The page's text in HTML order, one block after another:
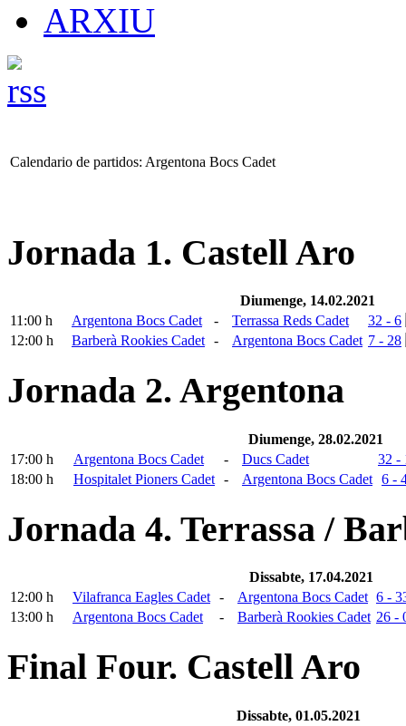
ARXIU
Calendario de partidos: Argentona Bocs Cadet
Jornada 1. Castell Aro
Diumenge, 14.02.2021
11:00 h
Argentona Bocs Cadet - Terrassa Reds Cadet
32 - 6
12:00 h
Barberà Rookies Cadet - Argentona Bocs Cadet 7 - 28
Jornada 2. Argentona
Diumenge, 28.02.2021
17:00 h
Argentona Bocs Cadet - Ducs Cadet
32 -
18:00 h
Hospitalet Pioners Cadet - Argentona Bocs Cadet 6 -
Jornada 4. Terrassa /
Dissabte, 17.04.2021
12:00 h
Vilafranca Eagles Cadet - Argentona Bocs Cadet 6 -
13:00 h
Argentona Bocs Cadet - Barberà Rookies Cadet 26 -
Final Four. Castell Aro
Dissabte, 01.05.2021